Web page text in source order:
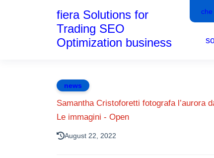
che
fiera Solutions for
Trading SEO
Optimization business
news
Samantha Cristoforetti fotografa l’aurora
Le immagini - Open
August 22, 2022